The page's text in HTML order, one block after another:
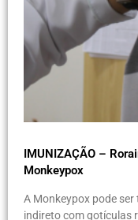
IMUNIZAÇÃO –
Monkeypox
A Monkeypox pode
indireto com gotículas